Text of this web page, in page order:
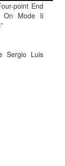
point End
On Mode Ii
Sergio Luis